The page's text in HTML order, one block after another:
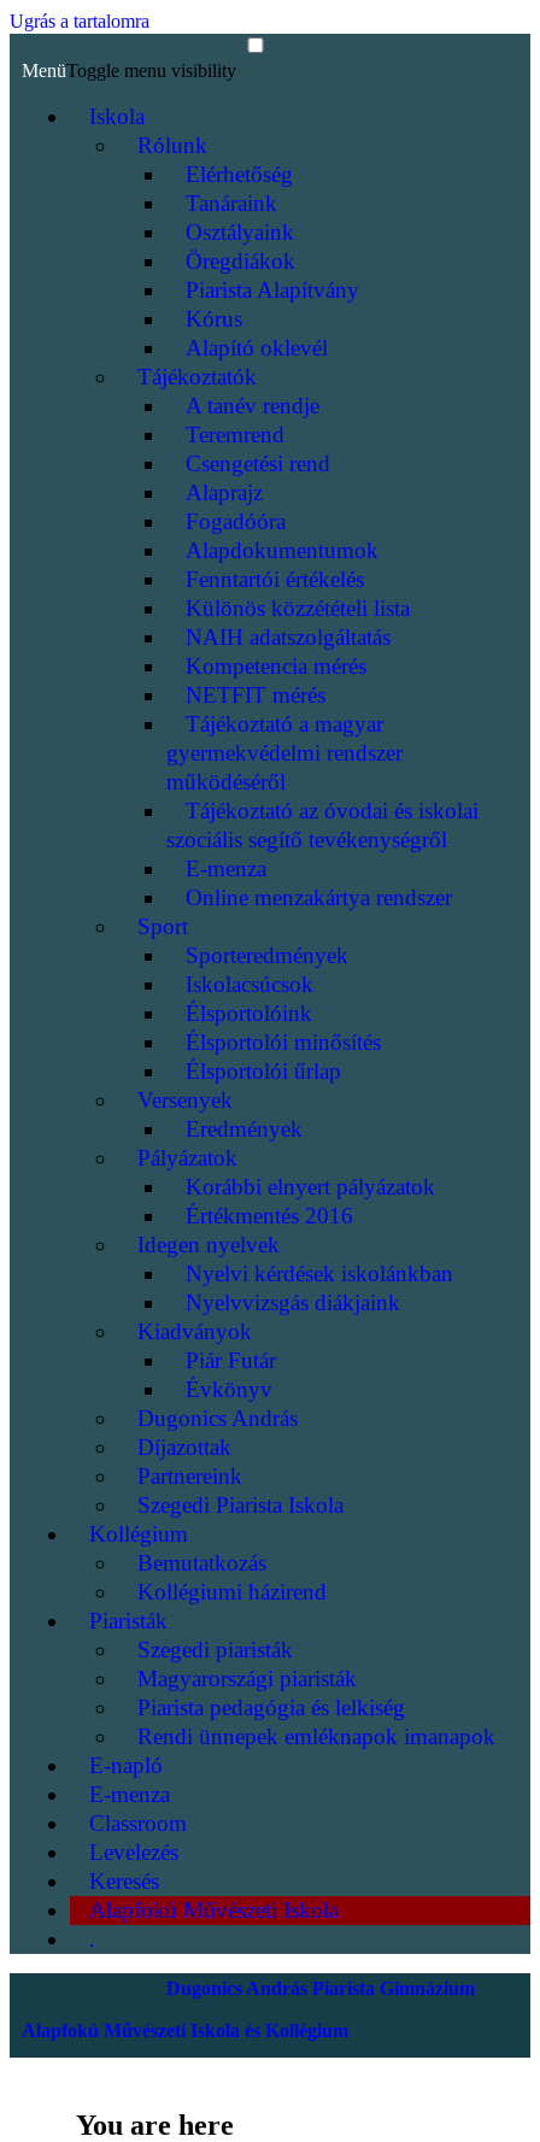
Ugrás a tartalomra
MenüToggle menu visibility
Iskola
Rólunk
Elérhetőség
Tanáraink
Osztályaink
Öregdiákok
Piarista Alapítvány
Kórus
Alapító oklevél
Tájékoztatók
A tanév rendje
Teremrend
Csengetési rend
Alaprajz
Fogadóóra
Alapdokumentumok
Fenntartói értékelés
Különös közzétételi lista
NAIH adatszolgáltatás
Kompetencia mérés
NETFIT mérés
Tájékoztató a magyar
gyermekvédelmi rendszer
működéséről
Tájékoztató az óvodai és iskolai
szociális segítő tevékenységről
E-menza
Online menzakártya rendszer
Sport
Sporteredmények
Iskolacsúcsok
Élsportolóink
Élsportolói minősítés
Élsportolói űrlap
Versenyek
Eredmények
Pályázatok
Korábbi elnyert pályázatok
Értékmentés 2016
Idegen nyelvek
Nyelvi kérdések iskolánkban
Nyelvvizsgás diákjaink
Kiadványok
Piár Futár
Évkönyv
Dugonics András
Díjazottak
Partnereink
Szegedi Piarista Iskola
Kollégium
Bemutatkozás
Kollégiumi házirend
Piaristák
Szegedi piaristák
Magyarországi piaristák
Piarista pedagógia és lelkiség
Rendi ünnepek emléknapok imanapok
E-napló
E-menza
Classroom
Levelezés
Keresés
Alapfokú Művészeti Iskola
.
Dugonics András Piarista Gimnázium
Alapfokú Művészeti Iskola és Kollégium
You are here